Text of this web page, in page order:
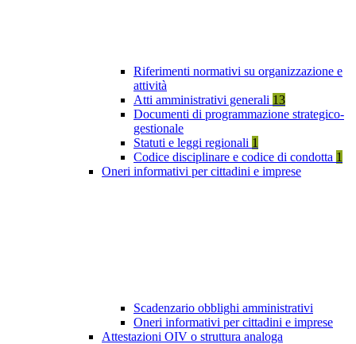
Riferimenti normativi su organizzazione e
attività
Atti amministrativi generali 13
Documenti di programmazione strategico-
gestionale
Statuti e leggi regionali 1
Codice disciplinare e codice di condotta 1
Oneri informativi per cittadini e imprese
Scadenzario obblighi amministrativi
Oneri informativi per cittadini e imprese
Attestazioni OIV o struttura analoga